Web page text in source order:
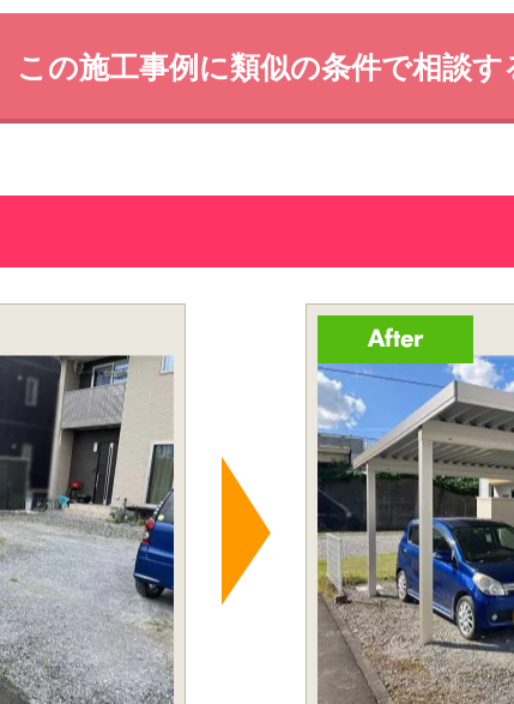
この施工事例に類似の条件で相談す